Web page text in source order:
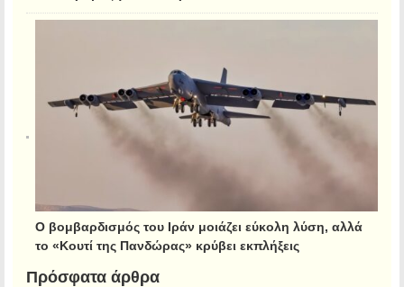
Ο βομβαρδισμός του Ιράν μοιάζει εύκολη λύση, αλλά
το «Κουτί της Πανδώρας» κρύβει εκπλήξεις
Πρόσφατα άρθρα